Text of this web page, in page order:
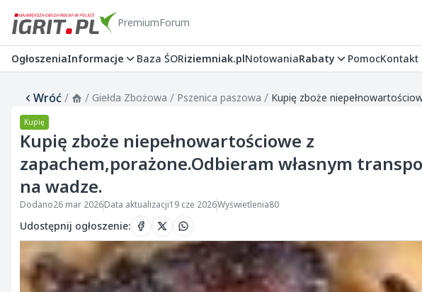
PremiumForum
OgłoszeniaInformacje Baza ŚORiziemniak.plNotowaniaRabaty PomocKontakt
Wróć/ / Giełda Zbożowa / Pszenica paszowa /
Kupię
Kupię zboże niepełnowartościowe z
zapachem,porażone.Odbieram własnym
na wadze.
Dodano26 mar 2026Data aktualizacji19 cze 2026Wyświetlenia80
Udostępnij ogłoszenie: